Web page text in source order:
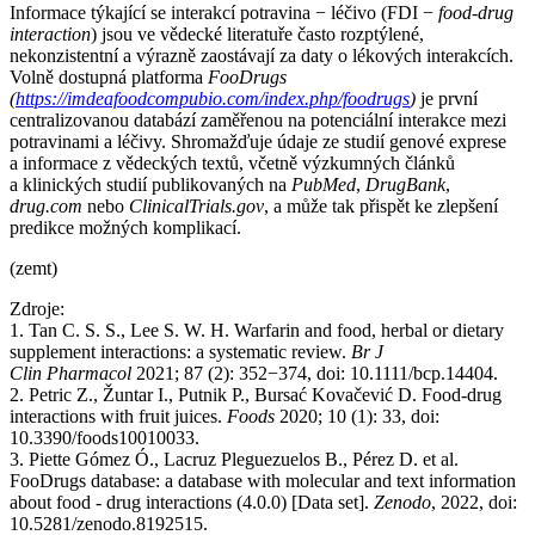
Informace týkající se interakcí potravina −⁠ léčivo (FDI −⁠ food-drug
interaction) jsou ve vědecké literatuře často rozptýlené,
nekonzistentní a výrazně zaostávají za daty o lékových interakcích.
Volně dostupná platforma FooDrugs
(https://imdeafoodcompubio.com/index.php/foodrugs) je první
centralizovanou databází zaměřenou na potenciální interakce mezi
potravinami a léčivy. Shromažďuje údaje ze studií genové exprese
a informace z vědeckých textů, včetně výzkumných článků
a klinických studií publikovaných na PubMed, DrugBank,
drug.com nebo ClinicalTrials.gov, a může tak přispět ke zlepšení
predikce možných komplikací.
(zemt)
Zdroje:
1. Tan C. S. S., Lee S. W. H. Warfarin and food, herbal or dietary
supplement interactions: a systematic review. Br J
Clin Pharmacol 2021; 87 (2): 352−374, doi: 10.1111/bcp.14404.
2. Petric Z., Žuntar I., Putnik P., Bursać Kovačević D. Food-drug
interactions with fruit juices. Foods 2020; 10 (1): 33, doi:
10.3390/foods10010033.
3. Piette Gómez Ó., Lacruz Pleguezuelos B., Pérez D. et al.
FooDrugs database: a database with molecular and text information
about food -⁠ drug interactions (4.0.0) [Data set]. Zenodo, 2022, doi:
10.5281/zenodo.8192515.